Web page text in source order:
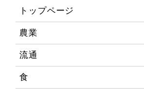
トップページ
農業
流通
食